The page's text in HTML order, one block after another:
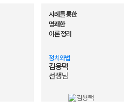
무조건 어준규쌤!!!!ㅠㅜ
=윤리 수험생 필수수강요망 GOAT강좌! :D
사례를 통한
명쾌한
이론 정리
정치와법
김용택
선생님